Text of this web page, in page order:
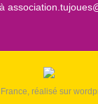
réalisé sur